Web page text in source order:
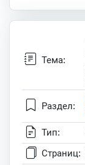
Тема:
Раздел:
Тип:
Страниц: